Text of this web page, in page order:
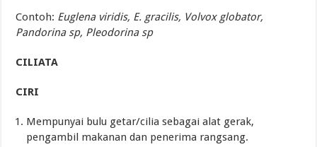
Contoh: Euglena viridis, E. gracilis, Volvox globator,
Pandorina sp, Pleodorina sp
CILIATA
CIRI
Mempunyai bulu getar/cilia sebagai alat gerak,
pengambil makanan dan penerima rangsang.